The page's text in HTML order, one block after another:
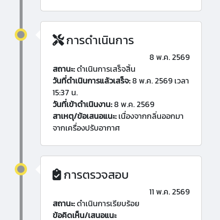
การดำเนินการ
8 พ.ค. 2569
สถานะ:ดำเนินการเสร็จสิ้น
วันที่ดำเนินการแล้วเสร็จ:8 พ.ค. 2569 เวลา
15:37 น.
วันที่เข้าดำเนินงาน:8 พ.ค. 2569
สาเหตุ/ข้อเสนอแนะ:เนื่องจากกลิ่นออกมา
จากเครื่องปรับอากาศ
การตรวจสอบ
11 พ.ค. 2569
สถานะ:ดำเนินการเรียบร้อย
ข้อคิดเห็น/เสนอแนะ